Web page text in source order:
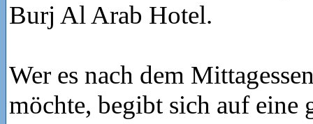
Burj Al Arab Hotel.
Wer es nach dem
möchte, begibt sich auf eine